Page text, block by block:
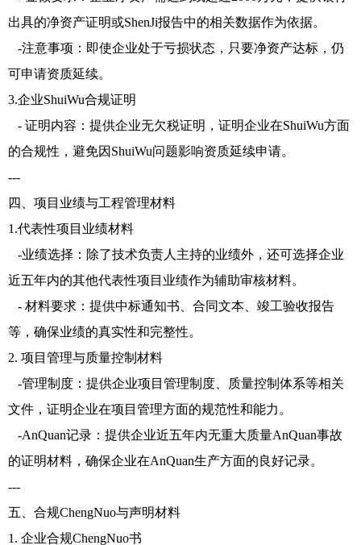
出具的净资产证明或ShenJi报告中的相关数据作为依据。
-注意事项：即使企业处于亏损状态，只要净资产达标，仍
可申请资质延续。
3.企业ShuiWu合规证明
- 证明内容：提供企业无欠税证明，证明企业在ShuiWu方面
的合规性，避免因ShuiWu问题影响资质延续申请。
---
四、项目业绩与工程管理材料
1.代表性项目业绩材料
-业绩选择：除了技术负责人主持的业绩外，还可选择企业
近五年内的其他代表性项目业绩作为辅助审核材料。
- 材料要求：提供中标通知书、合同文本、竣工验收报告
等，确保业绩的真实性和完整性。
2. 项目管理与质量控制材料
-管理制度：提供企业项目管理制度、质量控制体系等相关
文件，证明企业在项目管理方面的规范性和能力。
-AnQuan记录：提供企业近五年内无重大质量AnQuan事故
的证明材料，确保企业在AnQuan生产方面的良好记录。
---
五、合规ChengNuo与声明材料
1. 企业合规ChengNuo书